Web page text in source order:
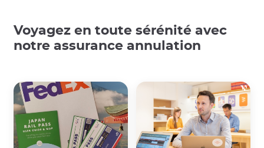
Voyagez en toute sérénité avec
notre assurance annulation